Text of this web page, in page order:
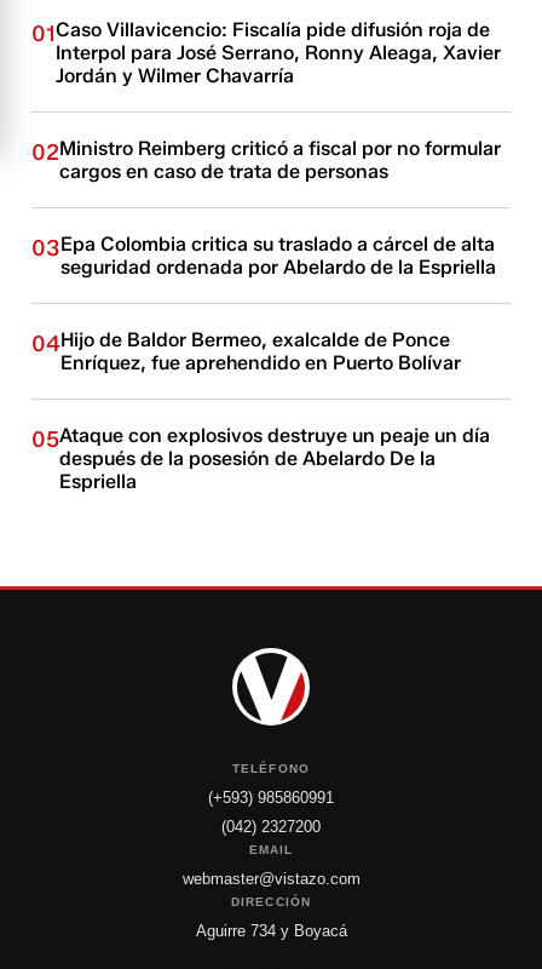
01Caso Villavicencio: Fiscalía pide difusión roja de
Interpol para José Serrano, Ronny Aleaga, Xavier
Jordán y Wilmer Chavarría
02Ministro Reimberg criticó a fiscal por no formular
cargos en caso de trata de personas
03Epa Colombia critica su traslado a cárcel de alta
seguridad ordenada por Abelardo de la Espriella
04Hijo de Baldor Bermeo, exalcalde de Ponce
Enríquez, fue aprehendido en Puerto Bolívar
05Ataque con explosivos destruye un peaje un día
después de la posesión de Abelardo De la
Espriella
TELÉFONO
(+593) 985860991
(042) 2327200
EMAIL
webmaster@vistazo.com
DIRECCIÓN
Aguirre 734 y Boyacá